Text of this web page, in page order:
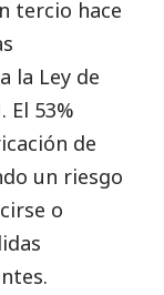
tercio hace
la Ley de
El 53%
de
un riesgo
o